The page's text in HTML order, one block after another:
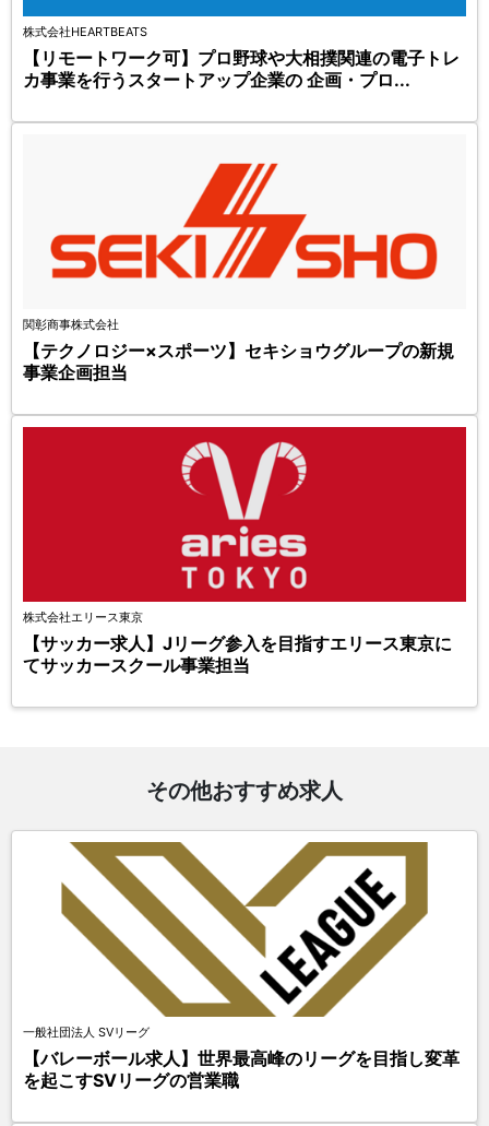
株式会社HEARTBEATS
【リモートワーク可】プロ野球や大相撲関連の電子トレ
カ事業を行うスタートアップ企業の 企画・プロ...
関彰商事株式会社
【テクノロジー×スポーツ】セキショウグループの新規
事業企画担当
株式会社エリース東京
【サッカー求人】Jリーグ参入を目指すエリース東京に
てサッカースクール事業担当
その他おすすめ求人
一般社団法人 SVリーグ
【バレーボール求人】世界最高峰のリーグを目指し変革
を起こすSVリーグの営業職